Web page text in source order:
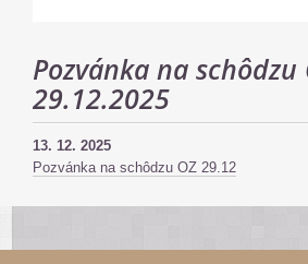
Pozvánka na schôdzu
29.12.2025
13. 12. 2025
Pozvánka na schôdzu OZ 29.12